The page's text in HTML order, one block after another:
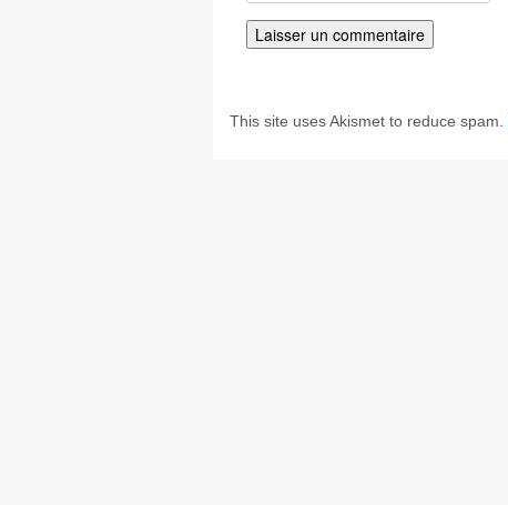
This site uses Akismet to reduce spam.